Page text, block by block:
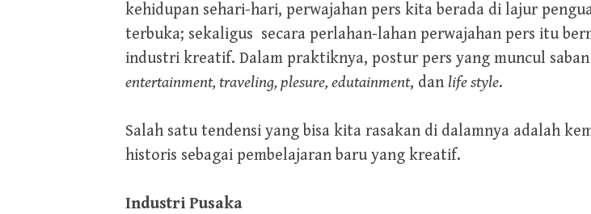
kehidupan sehari-hari, perwajahan pers kita berada di lajur
terbuka; sekaligus secara perlahan-lahan perwajahan pers itu
industri kreatif. Dalam praktiknya, postur pers yang muncul
entertainment, traveling, plesure, edutainment, dan life style.
Salah satu tendensi yang bisa kita rasakan di dalamnya adalah
historis sebagai pembelajaran baru yang kreatif.
Industri Pusaka